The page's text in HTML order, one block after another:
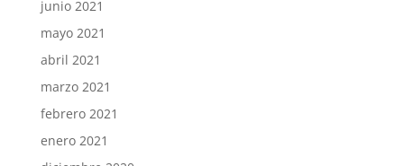
junio 2021
mayo 2021
abril 2021
marzo 2021
febrero 2021
enero 2021